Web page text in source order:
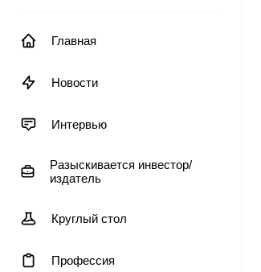
Главная
Новости
Интервью
Разыскивается инвестор/
издатель
Круглый стол
Профессия